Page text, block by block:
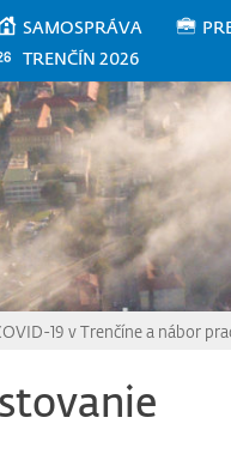
SAMOSPRÁVA
TRENČÍN 2026
19 v Trenčíne a nábor